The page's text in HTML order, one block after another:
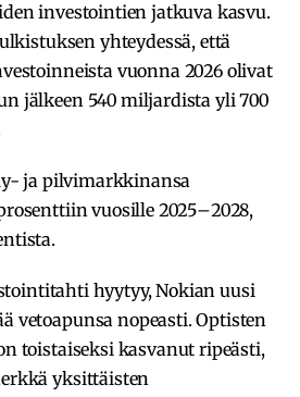
investointien jatkuva kasvu.
yhteydessä, että
vuonna 2026 olivat
jälkeen 540 miljardista yli 700
ja pilvimarkkinansa
vuosille 2025–2028,
hyytyy, Nokian uusi
vetoapunsa nopeasti. Optisten
toistaiseksi kasvanut ripeästi,
yksittäisten